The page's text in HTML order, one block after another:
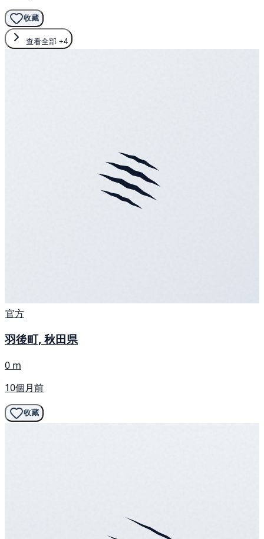
收藏
查看全部 +4
官方
羽後町, 秋田県
0 m
10個月前
收藏